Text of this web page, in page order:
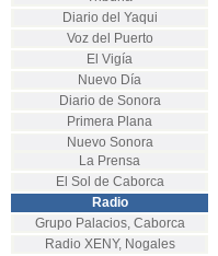
Diario del Yaqui
Voz del Puerto
El Vigía
Nuevo Día
Diario de Sonora
Primera Plana
Nuevo Sonora
La Prensa
El Sol de Caborca
Radio
Grupo Palacios, Caborca
Radio XENY, Nogales